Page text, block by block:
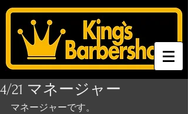
4/21 マネージャー
マネージャーです。